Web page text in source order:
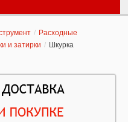
/ Расходные
и затирки / Шкурка